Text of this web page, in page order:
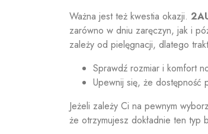
Ważna jest też kwestia okazji.
zarówno w dniu zaręczyn, jak i
zależy od pielęgnacji, dlatego
Sprawdź rozmiar i komfort
Upewnij się, że dostępność
Jeżeli zależy Ci na pewnym
że otrzymujesz dokładnie ten typ